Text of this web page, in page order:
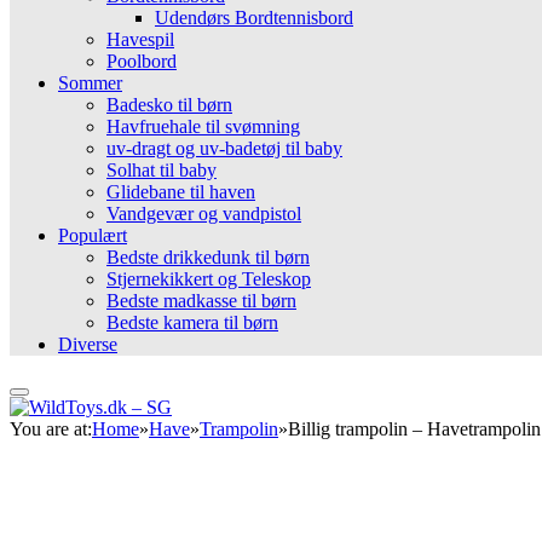
Udendørs Bordtennisbord
Havespil
Poolbord
Sommer
Badesko til børn
Havfruehale til svømning
uv-dragt og uv-badetøj til baby
Solhat til baby
Glidebane til haven
Vandgevær og vandpistol
Populært
Bedste drikkedunk til børn
Stjernekikkert og Teleskop
Bedste madkasse til børn
Bedste kamera til børn
Diverse
You are at:Home»Have»Trampolin»Billig trampolin –